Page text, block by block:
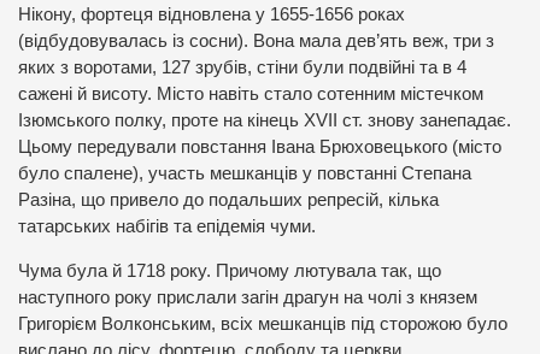
Нікону, фортеця відновлена у 1655-1656 роках
(відбудовувалась із сосни). Вона мала дев’ять веж, три з
яких з воротами, 127 зрубів, стіни були подвійні та в 4
сажені й висоту. Місто навіть стало сотенним містечком
Ізюмського полку, проте на кінець XVII ст. знову занепадає.
Цьому передували повстання Івана Брюховецького (місто
було спалене), участь мешканців у повстанні Степана
Разіна, що привело до подальших репресій, кілька
татарських набігів та епідемія чуми.
Чума була й 1718 року. Причому лютувала так, що
наступного року прислали загін драгун на чолі з князем
Григорієм Волконським, всіх мешканців під сторожою було